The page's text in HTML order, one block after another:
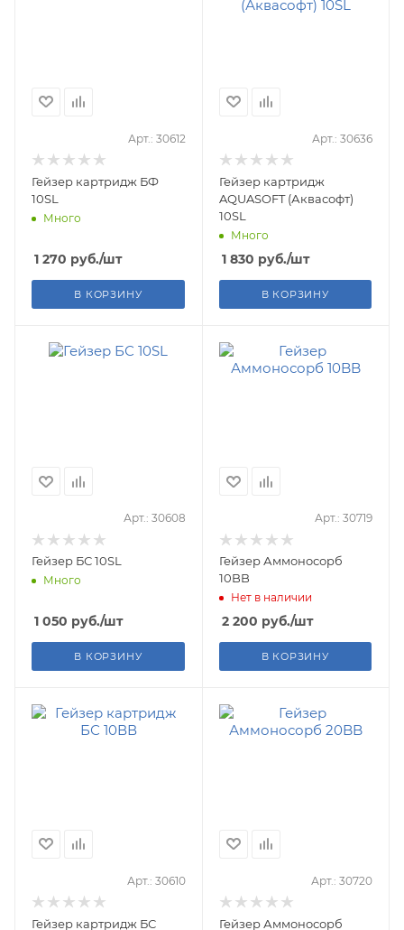
Арт.: 30612
Гейзер картридж БФ
10SL
Много
1 270 руб./шт
В КОРЗИНУ
Арт.: 30636
Гейзер картридж
AQUASOFT (Аквасофт)
10SL
Много
1 830 руб./шт
В КОРЗИНУ
Арт.: 30608
Гейзер БС 10SL
Много
1 050 руб./шт
В КОРЗИНУ
Арт.: 30719
Гейзер Аммоносорб
10BB
Нет в наличии
2 200 руб./шт
В КОРЗИНУ
Арт.: 30610
Гейзер картридж БС
Арт.: 30720
Гейзер Аммоносорб